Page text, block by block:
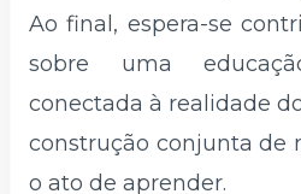
Ao final, espera-se
sobre uma
conectada à realidade
construção conjunta de
o ato de aprender.